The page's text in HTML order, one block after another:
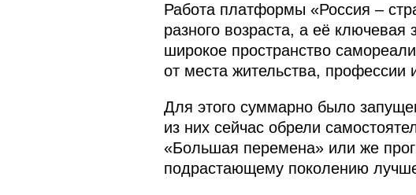
Работа платформы «Россия –
разного возраста, а её
широкое пространство
от места жительства, профессии
Для этого суммарно было
из них сейчас обрели
«Большая перемена» или же
подрастающему поколению